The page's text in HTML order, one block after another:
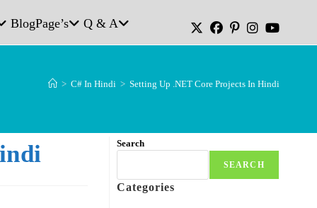
BlogPage’s Q & A
> C# In Hindi > Setting Up .NET Core Projects In Hindi
Search
SEARCH
Categories